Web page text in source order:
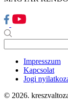
Impresszum
Kapcsolat
Jogi
© 2026.